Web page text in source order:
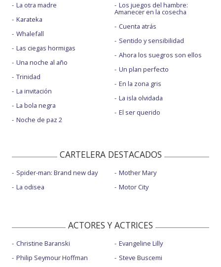
La otra madre
Karateka
Whalefall
Las ciegas hormigas
Una noche al año
Trinidad
La invitación
La bola negra
Noche de paz 2
Los juegos del hambre:
Amanecer en la cosecha
Cuenta atrás
Sentido y sensibilidad
Ahora los suegros son ellos
Un plan perfecto
En la zona gris
La isla olvidada
El ser querido
CARTELERA DESTACADOS
Spider-man: Brand new day
La odisea
Mother Mary
Motor City
ACTORES Y ACTRICES
Christine Baranski
Philip Seymour Hoffman
Evangeline Lilly
Steve Buscemi